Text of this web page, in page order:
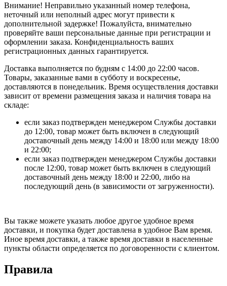
Внимание! Неправильно указанный номер телефона,
неточный или неполный адрес могут привести к
дополнительной задержке! Пожалуйста, внимательно
проверяйте ваши персональные данные при регистрации и
оформлении заказа. Конфиденциальность ваших
регистрационных данных гарантируется.
Доставка выполняется по будням с 14:00 до 22:00 часов.
Товары, заказанные вами в субботу и воскресенье,
доставляются в понедельник. Время осуществления доставки
зависит от времени размещения заказа и наличия товара на
складе:
если заказ подтвержден менеджером Службы доставки
до 12:00, товар может быть включен в следующий
доставочный день между 14:00 и 18:00 или между 18:00
и 22:00;
если заказ подтвержден менеджером Службы доставки
после 12:00, товар может быть включен в следующий
доставочный день между 18:00 и 22:00, либо на
последующий день (в зависимости от загруженности).
Вы также можете указать любое другое удобное время
доставки, и покупка будет доставлена в удобное Вам время.
Иное время доставки, а также время доставки в населенные
пункты области определяется по договоренности с клиентом.
Правила